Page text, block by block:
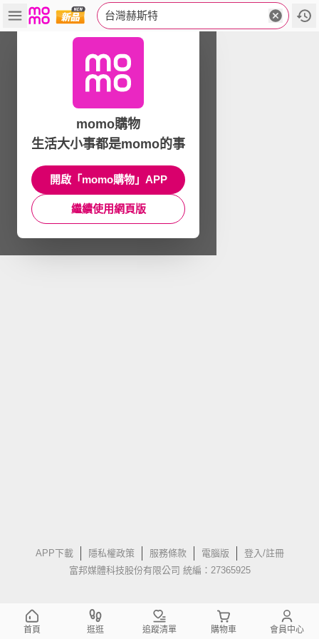
台灣赫斯特
APP下載 隱私權政策 服務條款 電腦版
登入/註冊
富邦媒體科技股份有限公司 統編：27365925
momo購物
生活大小事都是momo的事
開啟「momo購物」APP
繼續使用網頁版
首頁 逛逛 追蹤清單 購物車 會員中心